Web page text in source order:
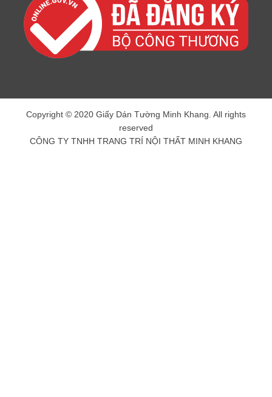
Copyright © 2020 Giấy Dán Tường Minh Khang. All rights
reserved
CÔNG TY TNHH TRANG TRÍ NỘI THẤT MINH KHANG